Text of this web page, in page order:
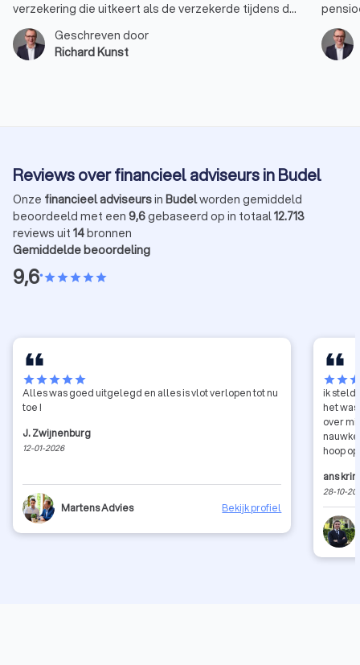
verzekering die uitkeert als de verzekerde tijdens de
looptijd van de verzekering overlijdt. Dit type
verzekering biedt financiële zekerheid aan de
nabestaanden van de verzekerde, zoals partner,
Geschreven door
Richard Kunst
Reviews over financieel adviseurs in Budel
Onze financieel adviseursin Budelworden gemiddeld
beoordeeld met een 9,6gebaseerd op in totaal12.713
reviews uit 14bronnen
Gemiddelde beoordeling
9,6•starstarstarstarstar
starstarstarstarstar
Alles was goed uitgelegd en alles is vlot verlopen tot nu
toe !
J. Zwijnenburg
12-01-2026
Martens Advies Bekijk profiel
starstar
ik
het
over
nauwkeurig
hoop
ans
28-10-